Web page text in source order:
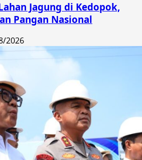
Jagung di Kedopok,
Pangan Nasional
2026